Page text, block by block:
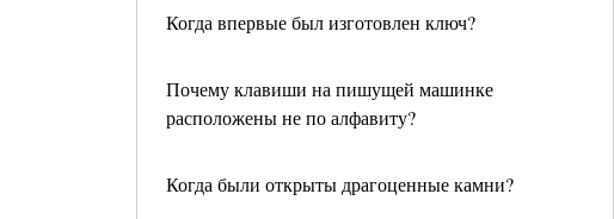
Когда впервые был изготовлен ключ?
Почему клавиши на пишущей машинке
расположены не по алфавиту?
Когда были открыты драгоценные камни?